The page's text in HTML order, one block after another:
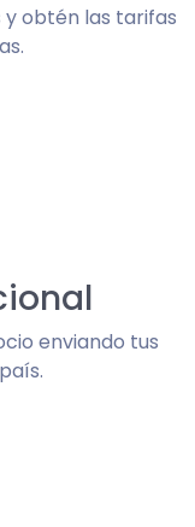
obtén las tarifas
enviando tus